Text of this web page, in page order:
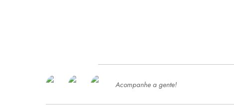
SERVIÇOSAcompanhe a gente!